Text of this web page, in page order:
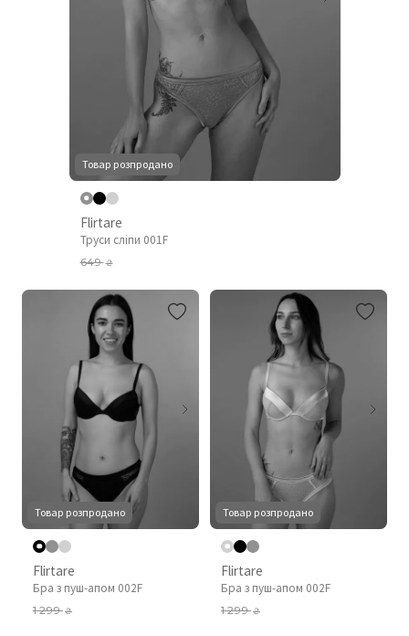
Товар розпродано
Flirtare
Труси сліпи 001F
649₴
Товар розпродано
Flirtare
Бра з пуш-апом 002F
1 299₴
Товар розпродано
Flirtare
Бра з пуш-апом 002F
1 299₴